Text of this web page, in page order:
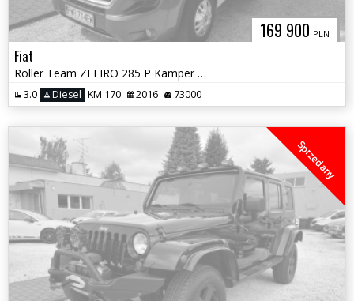
169 900 PLN
Fiat
Roller Team ZEFIRO 285 P Kamper 3.0 Diesel
3.0 Diesel KM 170 2016 73000
Sprzedany